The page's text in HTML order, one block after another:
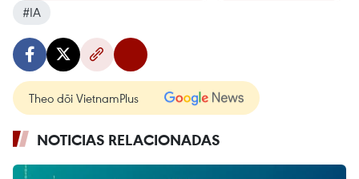
#IA
Theo dõi VietnamPlus
NOTICIAS RELACIONADAS